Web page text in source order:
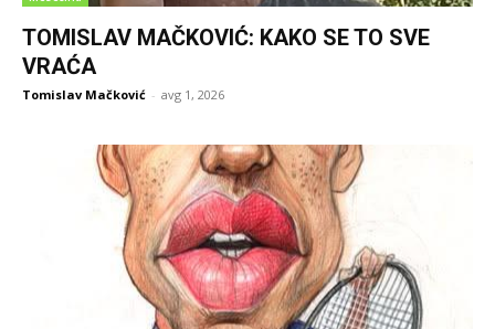
TOMISLAV MAČKOVIĆ: KAKO SE TO SVE
VRAĆA
Tomislav Mačković - avg 1, 2026